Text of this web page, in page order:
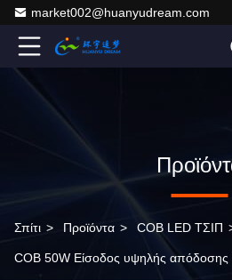
market002@huanyudream.com
Σπίτι > Προϊόντα > COB LED ΤΣΙΠ
COB 50W Είσοδος υψηλής